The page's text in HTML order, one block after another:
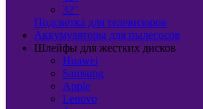
32"
Подсветка для телевизоров
Аккумуляторы для пылесосов
Шлейфы для жестких дисков
Huawei
Samsung
Apple
Lenovo